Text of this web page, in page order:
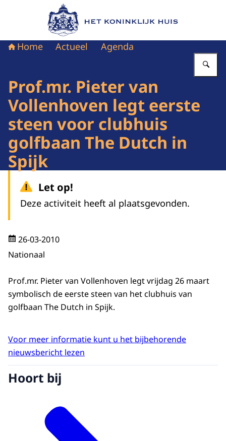
Naar de homepage van Het Koninklijk Huis
Home Actueel Agenda
Prof.mr. Pieter van
Vollenhoven legt eerste
steen voor clubhuis
golfbaan The Dutch in
Spijk
Let op!
Deze activiteit heeft al plaatsgevonden.
26-03-2010
Nationaal
Prof.mr. Pieter van Vollenhoven legt vrijdag 26 maart
symbolisch de eerste steen van het clubhuis van
golfbaan The Dutch in Spijk.
Voor meer informatie kunt u het bijbehorende
nieuwsbericht lezen
Hoort bij